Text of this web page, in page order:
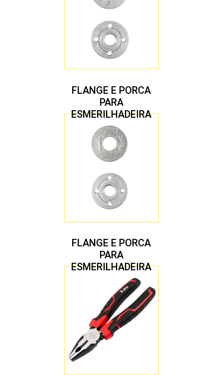
FLANGE E PORCA
PARA
ESMERILHADEIRA
4.1/2″ 22,23 MM
FLANGE E PORCA
PARA
ESMERILHADEIRA
4.1/2″ 20,00 MM